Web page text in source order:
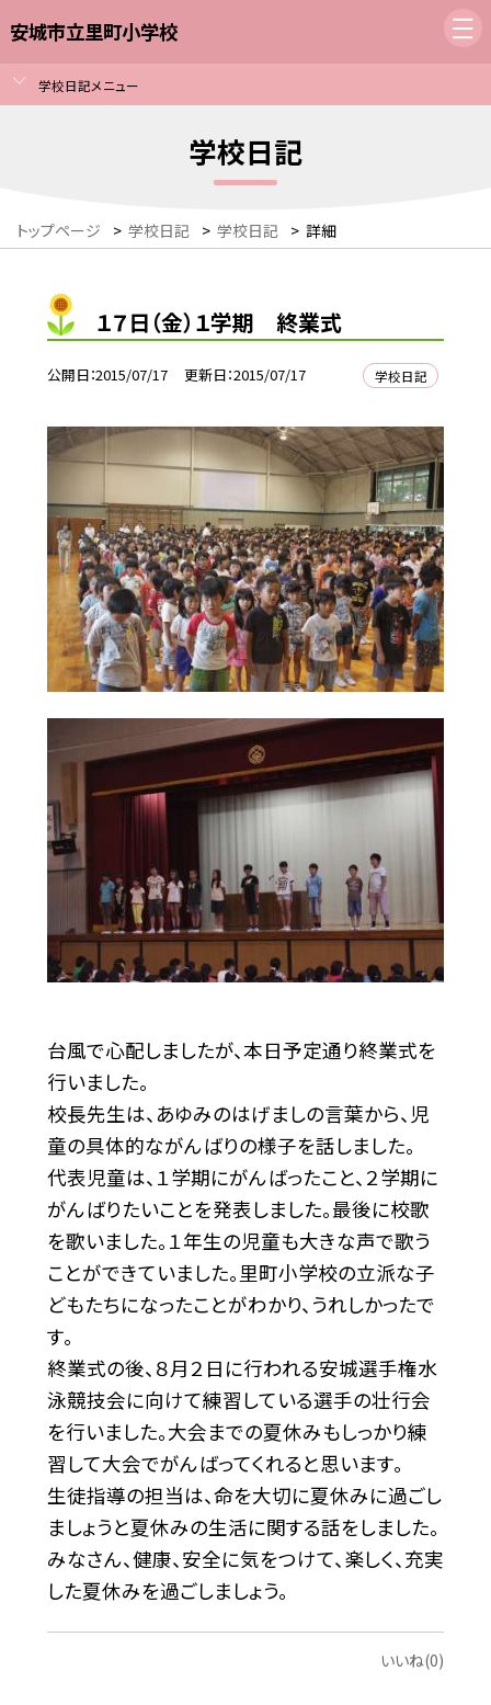
安城市立里町小学校
学校日記メニュー
学校日記
トップページ > 学校日記 > 学校日記 > 詳細
１７日（金）１学期 終業式
公開日 2015/07/17 更新日 2015/07/17 学校日記
台風で心配しましたが、本日予定通り終業式を
行いました。
校長先生は、あゆみのはげましの言葉から、児
童の具体的ながんばりの様子を話しました。
代表児童は、１学期にがんばったこと、２学期に
がんばりたいことを発表しました。最後に校歌
を歌いました。１年生の児童も大きな声で歌う
ことができていました。里町小学校の立派な子
どもたちになったことがわかり、うれしかったで
す。
終業式の後、８月２日に行われる安城選手権水
泳競技会に向けて練習している選手の壮行会
を行いました。大会までの夏休みもしっかり練
習して大会でがんばってくれると思います。
生徒指導の担当は、命を大切に夏休みに過ごし
ましょうと夏休みの生活に関する話をしました。
みなさん、健康、安全に気をつけて、楽しく、充実
した夏休みを過ごしましょう。
いいね(0)